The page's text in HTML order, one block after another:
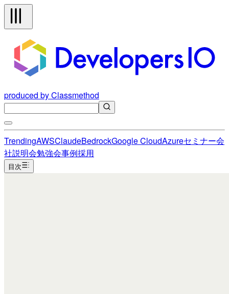
produced by Classmethod
TrendingAWSClaudeBedrockGoogle CloudAzureセミナー会
社説明会勉強会事例採用
目次